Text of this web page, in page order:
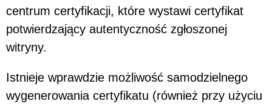
centrum certyfikacji, które wystawi certyfikat
potwierdzający autentyczność zgłoszonej
witryny.
Istnieje wprawdzie możliwość samodzielnego
wygenerowania certyfikatu (również przy użyciu